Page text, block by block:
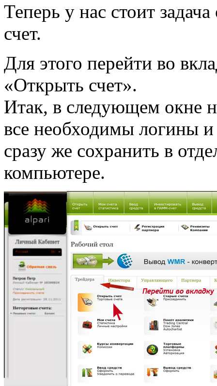
Теперь у нас стоит
счет.
Для этого перейти во
«Открыть счет».
Итак, в следующем окне
все необходимы логины
сразу же сохранить в
компьютере.